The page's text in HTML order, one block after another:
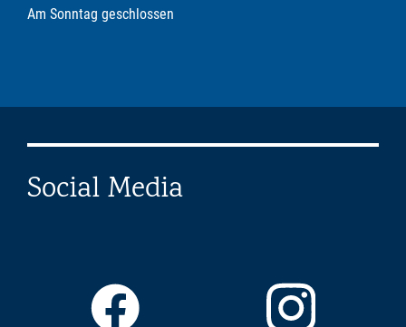
Am Sonntag geschlossen
Social Media